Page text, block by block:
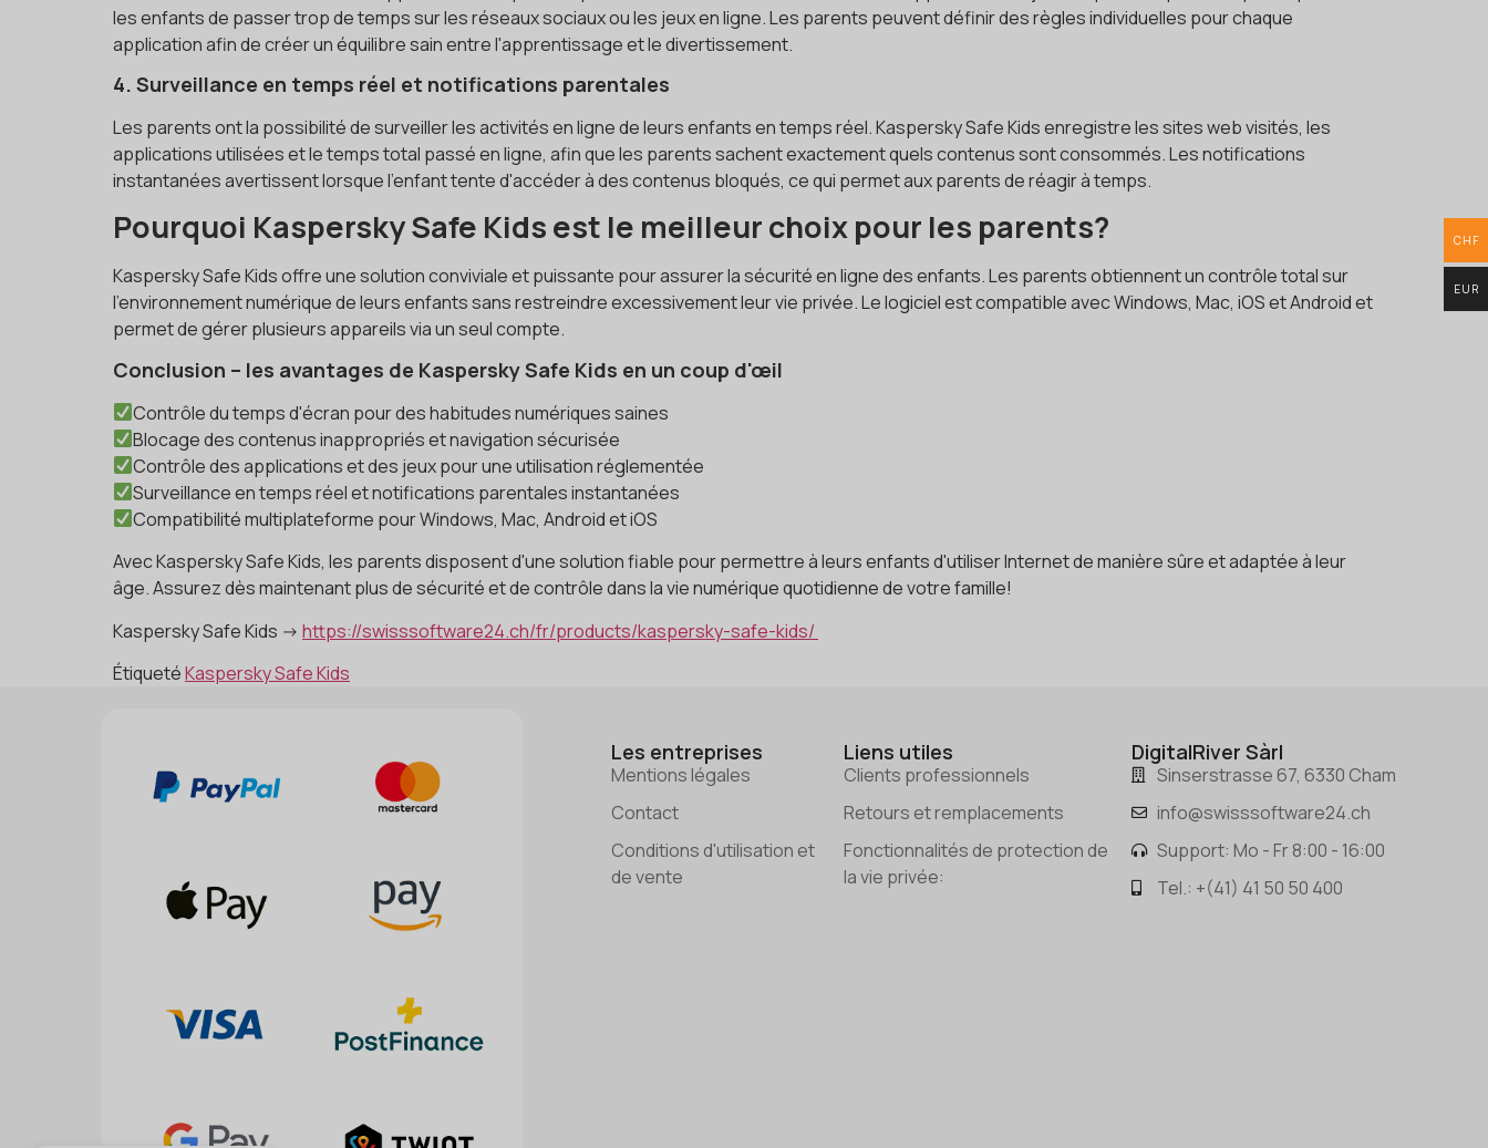
les enfants de passer trop de temps sur les réseaux sociaux ou les jeux en ligne. Les parents peuvent définir des règles individuelles pour chaque
application afin de créer un équilibre sain entre l'apprentissage et le divertissement.
4. Surveillance en temps réel et notifications parentales
Les parents ont la possibilité de surveiller les activités en ligne de leurs enfants en temps réel. Kaspersky Safe Kids enregistre les sites web visités, les
applications utilisées et le temps total passé en ligne, afin que les parents sachent exactement quels contenus sont consommés. Les notifications
instantanées avertissent lorsque l'enfant tente d'accéder à des contenus bloqués, ce qui permet aux parents de réagir à temps.
Pourquoi Kaspersky Safe Kids est le meilleur choix pour les parents?
Kaspersky Safe Kids offre une solution conviviale et puissante pour assurer la sécurité en ligne des enfants. Les parents obtiennent un contrôle total sur
l'environnement numérique de leurs enfants sans restreindre excessivement leur vie privée. Le logiciel est compatible avec Windows, Mac, iOS et Android et
permet de gérer plusieurs appareils via un seul compte.
Conclusion – les avantages de Kaspersky Safe Kids en un coup d'œil
Contrôle du temps d'écran pour des habitudes numériques saines
Blocage des contenus inappropriés et navigation sécurisée
Contrôle des applications et des jeux pour une utilisation réglementée
Surveillance en temps réel et notifications parentales instantanées
Compatibilité multiplateforme pour Windows, Mac, Android et iOS
Avec Kaspersky Safe Kids, les parents disposent d'une solution fiable pour permettre à leurs enfants d'utiliser Internet de manière sûre et adaptée à leur
âge. Assurez dès maintenant plus de sécurité et de contrôle dans la vie numérique quotidienne de votre famille!
Kaspersky Safe Kids -> https://swisssoftware24.ch/fr/products/kaspersky-safe-kids/ ‎
ÉtiquetéKaspersky Safe Kids
Les entreprises
Mentions légales
Contact
Conditions d'utilisation et
de vente
Liens utiles
Clients professionnels
Retours et remplacements
Fonctionnalités de protection de
la vie privée:
DigitalRiver Sàrl
Sinserstrasse 67, 6330 Cham
info@swisssoftware24.ch
Support: Mo - Fr 8:00 - 16:00
Tel.: +(41) 41 50 50 400
CHF
EUR